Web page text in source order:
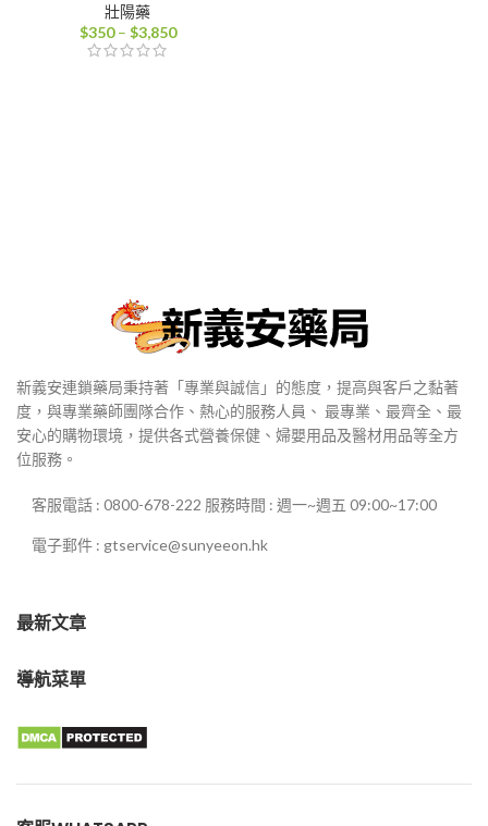
壯陽藥
$350 – $3,850價
新義安連鎖藥局秉持著「專業與誠信」的態度，提高與客戶之黏著
度，與專業藥師團隊合作、熱心的服務人員、 最專業、最齊全、最
安心的購物環境，提供各式營養保健、婦嬰用品及醫材用品等全方
位服務。
客服電話 : 0800-678-222 服務時間 : 週一~週五 09:00~17:00
電子郵件 : gtservice@sunyeeon.hk
最新文章
導航菜單